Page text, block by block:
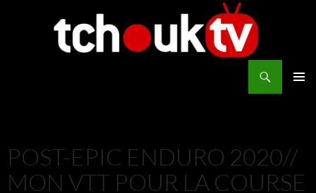
POST-EPIC ENDURO 2020//
MON VTT POUR LA COURSE